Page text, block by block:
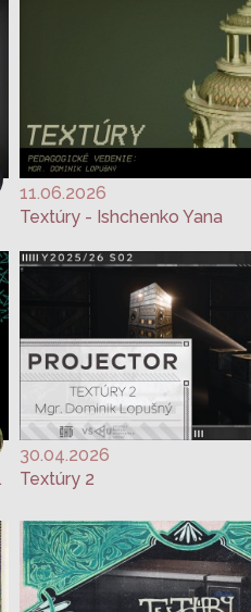
11.06.2026
Textúry - Ishchenko Yana
Poláková
30.04.2026
Textúry 2